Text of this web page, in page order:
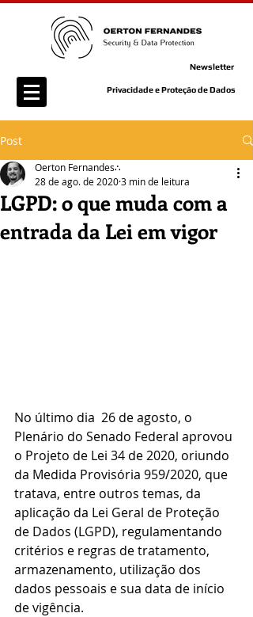
Newsletter
Privacidade e Proteção de Dados
Post
LGPD: o que muda com a
entrada da Lei em vigor
Oerton Fernandes∴
28 de ago. de 20203 min de leitura
No último dia  26 de agosto, o
Plenário do Senado Federal aprovou
o Projeto de Lei 34 de 2020, oriundo
da Medida Provisória 959/2020, que
tratava, entre outros temas, da
aplicação da Lei Geral de Proteção
de Dados (LGPD), regulamentando
critérios e regras de tratamento,
armazenamento, utilização dos
dados pessoais e sua data de início
de vigência.